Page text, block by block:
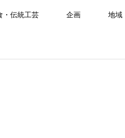
・伝統工芸 企画 地域